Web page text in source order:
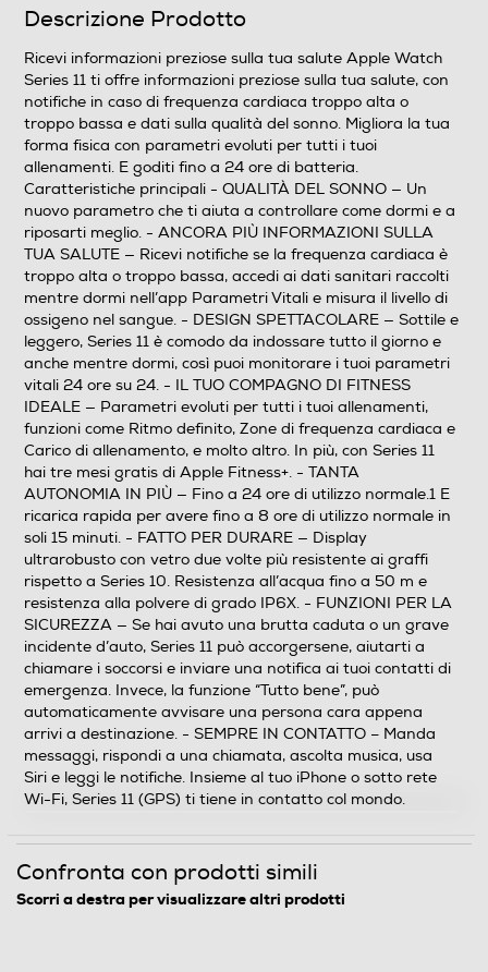
Cinturino intercambiabile
Materiale cassa
Alluminio
Waterproof
Non waterproof
Altre caratteristiche
Display Retina OLED LTPO3 alwayson con ampio
angolo di visualizzazione Display in vetro IonX due volte
pi resistente ai graffi (casse in alluminio)8 Display in
cristallo di zaffiro (casse in titanio) Fino a 2000 nit di
luminosit di picco Luminosit minima 1 nit 326 pixel per
pollice
Descrizione marketing
Ricevi informazioni preziose sulla tua salute Apple
Watch Series 11 ti offre informazioni preziose sulla tua
salute, con notifiche in caso di frequenza cardiaca
troppo alta o troppo bassa e dati sulla qualità del
sonno. Migliora la tua forma fisica con parametri evoluti
per tutti i tuoi allenamenti. E goditi fino a 24 ore di
batteria. Caratteristiche principali - QUALITÀ DEL
SONNO — Un nuovo parametro che ti aiuta a
controllare come dormi e a riposarti meglio. - ANCORA
notifiche se la frequenza cardiaca è troppo alta o
troppo bassa, accedi ai dati sanitari raccolti mentre
dormi nell’app Parametri Vitali e misura il livello di
ossigeno nel sangue. - DESIGN SPETTACOLARE —
Descrizione Prodotto
Ricevi informazioni preziose sulla tua salute Apple Watch
Series 11 ti offre informazioni preziose sulla tua salute, con
notifiche in caso di frequenza cardiaca troppo alta o
troppo bassa e dati sulla qualità del sonno. Migliora la tua
forma fisica con parametri evoluti per tutti i tuoi
allenamenti. E goditi fino a 24 ore di batteria.
Caratteristiche principali - QUALITÀ DEL SONNO — Un
nuovo parametro che ti aiuta a controllare come dormi e a
riposarti meglio. - ANCORA PIÙ INFORMAZIONI SULLA
TUA SALUTE — Ricevi notifiche se la frequenza cardiaca è
troppo alta o troppo bassa, accedi ai dati sanitari raccolti
mentre dormi nell’app Parametri Vitali e misura il livello di
ossigeno nel sangue. - DESIGN SPETTACOLARE — Sottile e
leggero, Series 11 è comodo da indossare tutto il giorno e
anche mentre dormi, così puoi monitorare i tuoi parametri
vitali 24 ore su 24. - IL TUO COMPAGNO DI FITNESS
IDEALE — Parametri evoluti per tutti i tuoi allenamenti,
funzioni come Ritmo definito, Zone di frequenza cardiaca e
Carico di allenamento, e molto altro. In più, con Series 11
hai tre mesi gratis di Apple Fitness+. - TANTA
AUTONOMIA IN PIÙ — Fino a 24 ore di utilizzo normale.1 E
ricarica rapida per avere fino a 8 ore di utilizzo normale in
soli 15 minuti. - FATTO PER DURARE — Display
ultrarobusto con vetro due volte più resistente ai graffi
rispetto a Series 10. Resistenza all’acqua fino a 50 m e
resistenza alla polvere di grado IP6X. - FUNZIONI PER LA
SICUREZZA — Se hai avuto una brutta caduta o un grave
incidente d’auto, Series 11 può accorgersene, aiutarti a
chiamare i soccorsi e inviare una notifica ai tuoi contatti di
emergenza. Invece, la funzione “Tutto bene”, può
automaticamente avvisare una persona cara appena
arrivi a destinazione. - SEMPRE IN CONTATTO – Manda
messaggi, rispondi a una chiamata, ascolta musica, usa
Siri e leggi le notifiche. Insieme al tuo iPhone o sotto rete
Wi-Fi, Series 11 (GPS) ti tiene in contatto col mondo.
Confronta con prodotti simili
Scorri a destra per visualizzare altri prodotti